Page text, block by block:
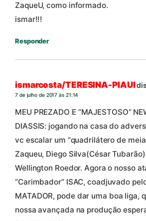
ZaqueU, como informado.
ismar!!!
Responder
ismarcosta/TERESINA-PIAUI
7 de julho de 2017 às 21:14
MEU PREZADO E “MAJESTOSO”
DIASSIS: jogando na casa do
vc escalar um “quadrilátero de
Zaqueu, Diego Silva(César
Wellington Roedor. Agora o nosso
“Carimbador” ISAC, coadjuvado
MATADOR, pode dar uma boa liga,
nossa avançada na produção